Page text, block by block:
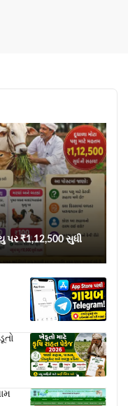
₹1,12,500 સુધી